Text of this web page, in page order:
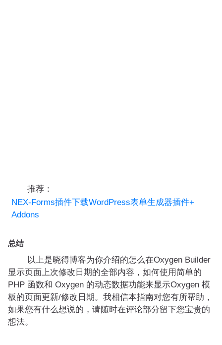
推荐：
NEX-Forms插件下载WordPress表单生成器插件+
Addons
总结
以上是晓得博客为你介绍的怎么在Oxygen Builder
显示页面上次修改日期的全部内容，如何使用简单的
PHP 函数和 Oxygen 的动态数据功能来显示Oxygen 模
板的页面更新/修改日期。我相信本指南对您有所帮助，
如果您有什么想说的，请随时在评论部分留下您宝贵的
想法。